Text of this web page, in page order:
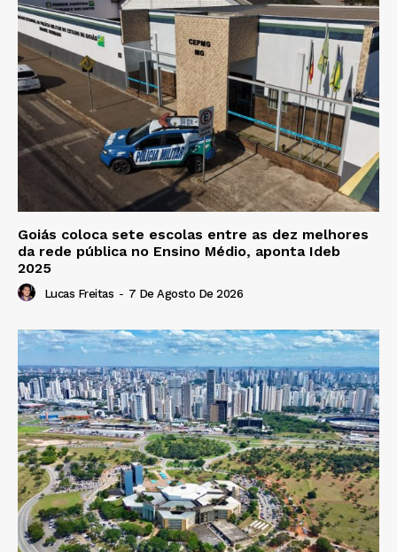
Goiás coloca sete escolas entre as dez melhores
da rede pública no Ensino Médio, aponta Ideb
2025
Lucas Freitas - 7 De Agosto De 2026